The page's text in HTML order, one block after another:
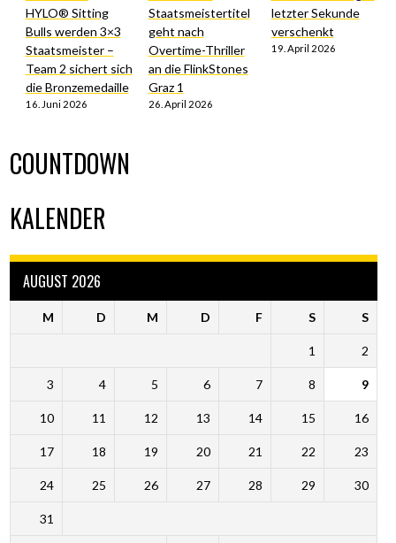
HYLO® Sitting
Bulls werden 3×3
Staatsmeister –
Team 2 sichert sich
die Bronzemedaille
16. Juni 2026
Staatsmeistertitel
geht nach
Overtime-Thriller
an die FlinkStones
Graz 1
26. April 2026
letzter Sekunde
verschenkt
19. April 2026
COUNTDOWN
KALENDER
AUGUST 2026
M D M D F S S
1 2
3 4 5 6 7 8 9
10 11 12 13 14 15 16
17 18 19 20 21 22 23
24 25 26 27 28 29 30
31